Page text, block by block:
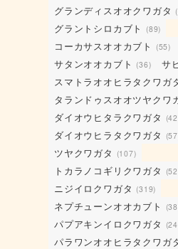
グランディスオオクワガタ
グラントシロカブト (89)
コーカサスオオカブト (55)
サタンオオカブト (36) サ
スマトラオオヒラタクワガ
タランドゥスオオツヤクワ
ダイオウヒタラクワガタ
ダイオウヒラタクワガタ
ツヤクワガタ (107)
トカラノコギリクワガタ
ニジイロクワガタ (319)
ネプチューンオオカブト
パプアキンイロクワガタ
パラワンオオヒラタクワガ